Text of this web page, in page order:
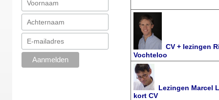
CV + lezingen
Vochteloo
Lezingen Marcel
kort CV